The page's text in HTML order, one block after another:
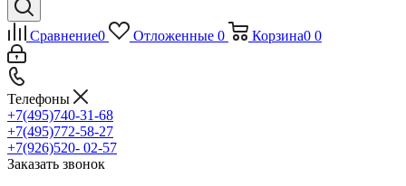
Сравнение0 Отложенные 0 Корзина0 0
Телефоны
+7(495)740-31-68
+7(495)772-58-27
+7(926)520- 02-57
Заказать звонок